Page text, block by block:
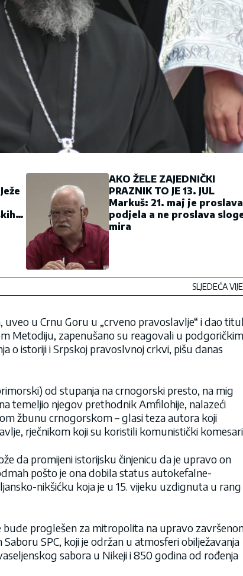
AKO ŽELE ZAJEDNIČKI
PRAZNIK TO JE 13. JUL
Markuš: 21. maj je proslava
podjela a ne proslava
mira
SLJEDEĆA
u Crnu Goru u „crveno pravoslavlje“ i dao
Metodiju, zapenušano su reagovali u podgoričkim
o istoriji i Srpskoj pravoslvnoj crkvi, pišu danas
od stupanja na crnogorski presto, na mig
temeljio njegov prethodnik Amfilohije, nalazeći
žbunu crnogorskom – glasi teza autora koji
rječnikom koji su koristili komunistički
da promijeni istorijsku činjenicu da je upravo on
pošto je ona dobila status autokefalne-
nikšićku koja je u 15. vijeku uzdignuta u rang
bude proglešen za mitropolita na upravo
SPC, koji je održan u atmosferi obilježavanja
sabora u Nikeji i 850 godina od rođenja